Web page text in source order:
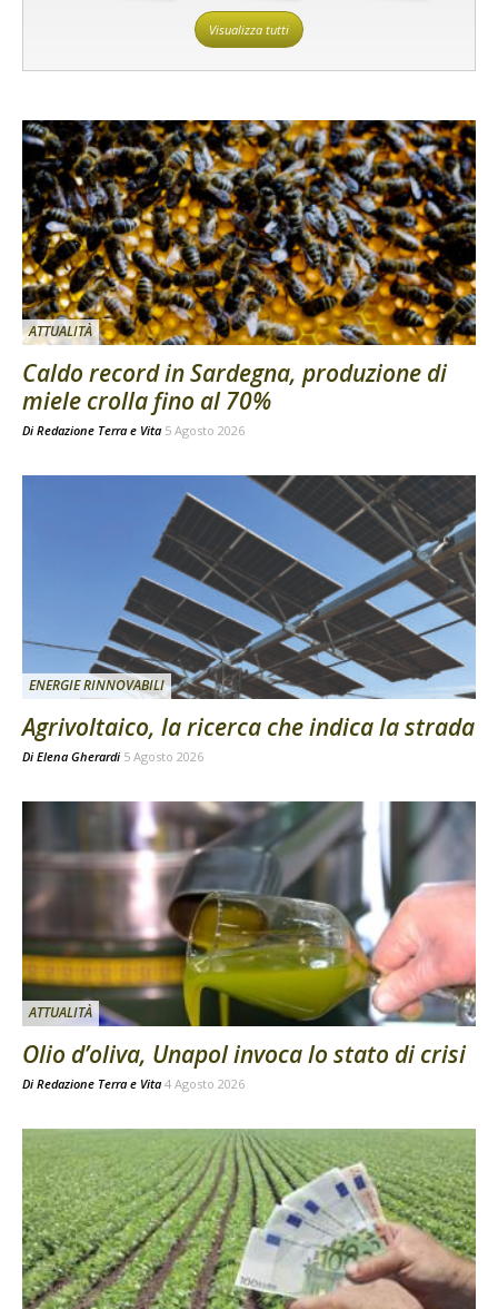
Visualizza tutti
ATTUALITÀ
Caldo record in Sardegna, produzione di
miele crolla fino al 70%
Di Redazione Terra e Vita 5 Agosto 2026
ENERGIE RINNOVABILI
Agrivoltaico, la ricerca che indica la strada
Di Elena Gherardi 5 Agosto 2026
ATTUALITÀ
Olio d’oliva, Unapol invoca lo stato di crisi
Di Redazione Terra e Vita 4 Agosto 2026